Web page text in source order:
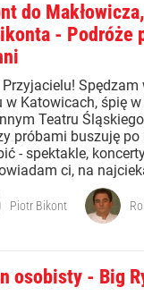
do
- Podróże
Spędzam
w Katowicach, śpię
Teatru
próbami buszuję po
- spektakle,
ci, na
Piotr Bikont
osobisty - Big